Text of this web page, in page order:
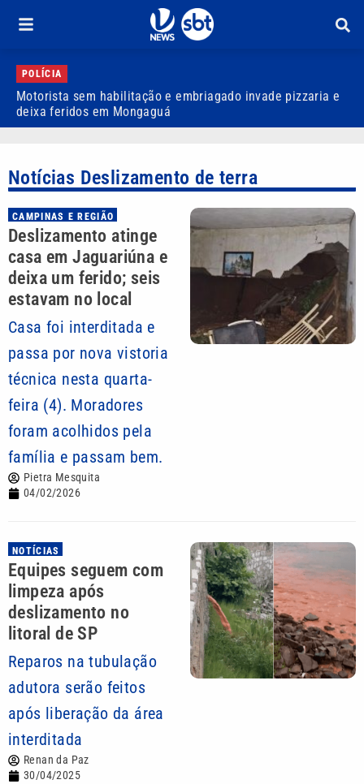
POLÍCIA
Motorista sem habilitação e embriagado invade pizzaria e
deixa feridos em Mongaguá
Notícias Deslizamento de terra
CAMPINAS E REGIÃO
Deslizamento atinge
casa em Jaguariúna e
deixa um ferido; seis
estavam no local
Casa foi interditada e
passa por nova vistoria
técnica nesta quarta-
feira (4). Moradores
foram acolhidos pela
família e passam bem.
Pietra Mesquita
04/02/2026
NOTÍCIAS
Equipes seguem com
limpeza após
deslizamento no
litoral de SP
Reparos na tubulação
adutora serão feitos
após liberação da área
interditada
Renan da Paz
30/04/2025